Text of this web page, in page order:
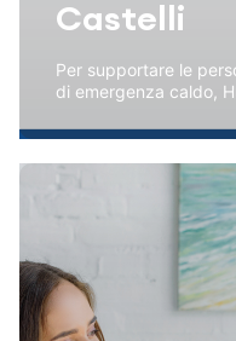
Castelli
Per supportare le
di emergenza caldo,